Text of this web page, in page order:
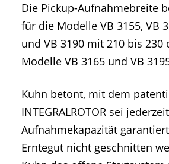
Die Pickup-Aufnahmebreite
für die Modelle VB 3155, VB
und VB 3190 mit 210 bis 230
Modelle VB 3165 und VB
Kuhn betont, mit dem
INTEGRALROTOR sei
Aufnahmekapazität
Erntegut nicht geschnitten